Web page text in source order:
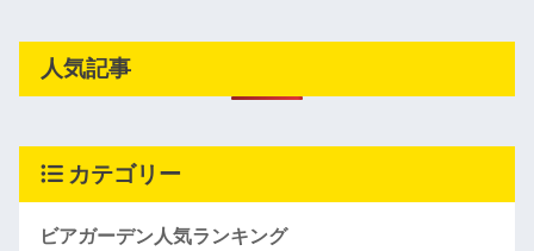
人気記事
カテゴリー
ビアガーデン人気ランキング